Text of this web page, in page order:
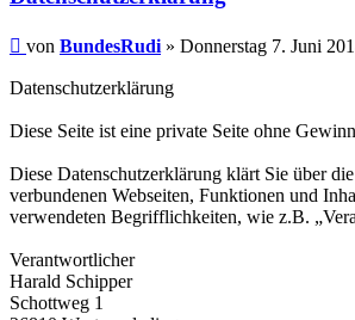
Beitrag
von BundesRudi » Donnerstag 7. Juni
Datenschutzerklärung
Diese Seite ist eine private Seite ohne
Diese Datenschutzerklärung klärt Sie über
verbundenen Webseiten, Funktionen und
verwendeten Begrifflichkeiten, wie z.B.
Verantwortlicher
Harald Schipper
Schottweg 1